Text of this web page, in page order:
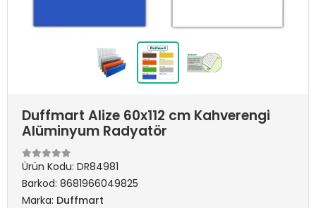
Duffmart Alize 60x112 cm Kahverengi
Alüminyum Radyatör
Ürün Kodu: DR84981
Barkod: 8681966049825
Marka: Duffmart